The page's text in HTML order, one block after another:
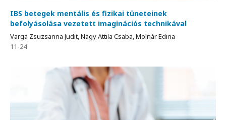
IBS betegek mentális és fizikai tüneteinek
befolyásolása vezetett imaginációs technikával
Varga Zsuzsanna Judit, Nagy Attila Csaba, Molnár Edina
11-24